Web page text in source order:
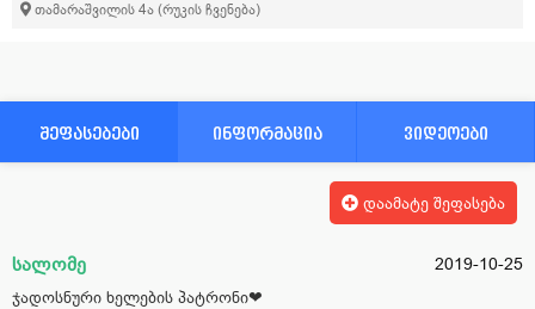
თამარაშვილის 4ა (რუკის ჩვენება)
შეფასებები ინფორმაცია ვიდეოები
დაამატე შეფასება
სალომე
2019-10-25
ჯადოსნური ხელების პატრონი❤